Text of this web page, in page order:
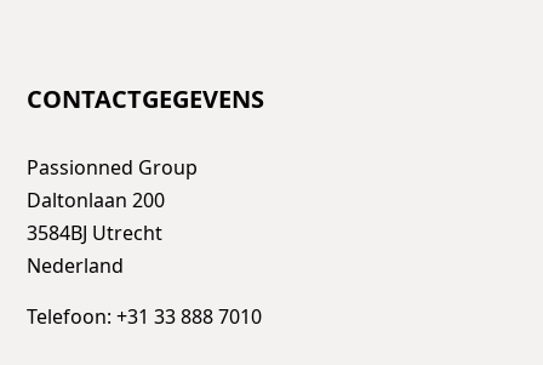
CONTACTGEGEVENS
Passionned Group
Daltonlaan 200
3584BJ Utrecht
Nederland
Telefoon: +31 33 888 7010